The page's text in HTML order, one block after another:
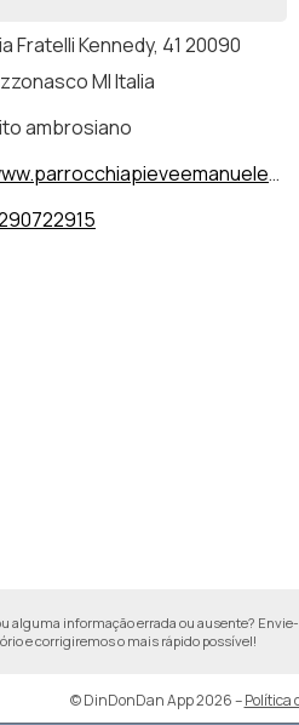
Fratelli Kennedy, 41 20090
MI Italia
ambrosiano
alguma informação errada ou ausente?
e corrigiremos o mais rápido possível!
© DinDonDan App 2026– Política